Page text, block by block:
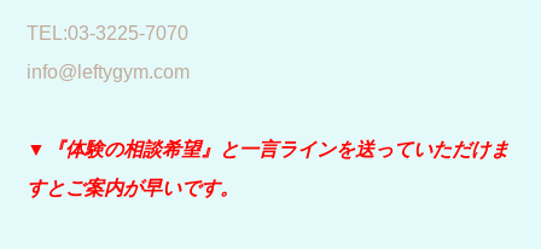
​TEL:03-3225-7070
info@leftygym.com
▼『体験の相談希望』と一言ラインを送っていただけま
すとご案内が早いです。